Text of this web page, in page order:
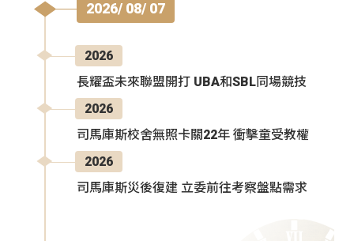
2026/ 08/ 07
2026
長耀盃未來聯盟開打 UBA和SBL同場競技
2026
司馬庫斯校舍無照卡關22年 衝擊童受教權
2026
司馬庫斯災後復建 立委前往考察盤點需求